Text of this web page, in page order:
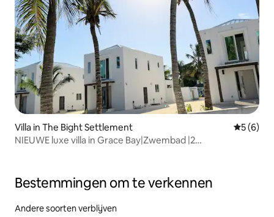
Villa in The Bight Settlement
5 (6)
NIEUWE luxe villa in Grace Bay|Zwembad |2
Bestemmingen om te verkennen
Andere soorten verblijven